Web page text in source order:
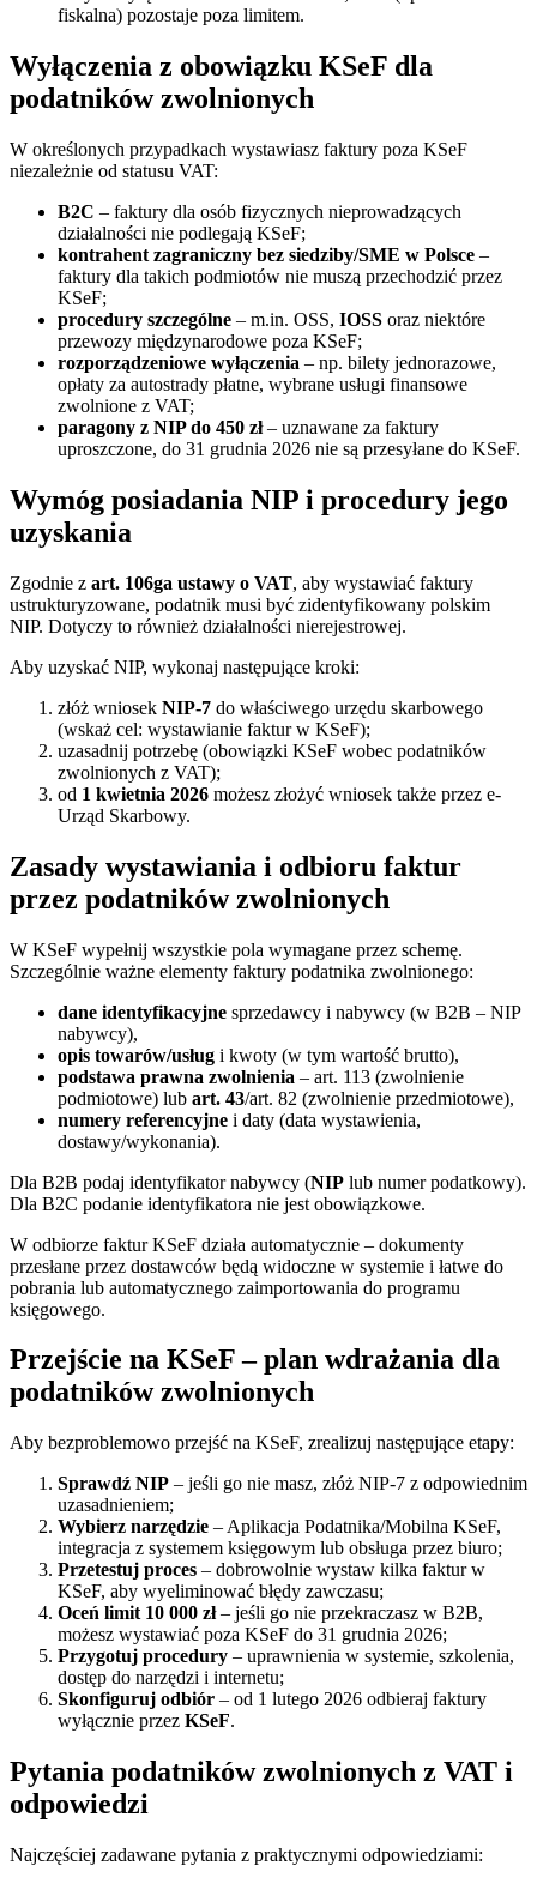
fiskalna) pozostaje poza limitem.
Wyłączenia z obowiązku KSeF dla
podatników zwolnionych
W określonych przypadkach wystawiasz faktury poza KSeF
niezależnie od statusu VAT:
B2C – faktury dla osób fizycznych nieprowadzących
działalności nie podlegają KSeF;
kontrahent zagraniczny bez siedziby/SME w Polsce –
faktury dla takich podmiotów nie muszą przechodzić przez
KSeF;
procedury szczególne – m.in. OSS, IOSS oraz niektóre
przewozy międzynarodowe poza KSeF;
rozporządzeniowe wyłączenia – np. bilety jednorazowe,
opłaty za autostrady płatne, wybrane usługi finansowe
zwolnione z VAT;
paragony z NIP do 450 zł– uznawane za faktury
uproszczone, do 31 grudnia 2026 nie są przesyłane do KSeF.
Wymóg posiadania NIP i procedury jego
uzyskania
Zgodnie z art. 106ga ustawy o VAT, aby wystawiać faktury
ustrukturyzowane, podatnik musi być zidentyfikowany polskim
NIP. Dotyczy to również działalności nierejestrowej.
Aby uzyskać NIP, wykonaj następujące kroki:
złóż wniosek NIP-7 do właściwego urzędu skarbowego
(wskaż cel: wystawianie faktur w KSeF);
uzasadnij potrzebę (obowiązki KSeF wobec podatników
zwolnionych z VAT);
od 1 kwietnia 2026 możesz złożyć wniosek także przez e-
Urząd Skarbowy.
Zasady wystawiania i odbioru faktur
przez podatników zwolnionych
W KSeF wypełnij wszystkie pola wymagane przez schemę.
Szczególnie ważne elementy faktury podatnika zwolnionego:
dane identyfikacyjne sprzedawcy i nabywcy (w B2B – NIP
nabywcy),
opis towarów/usług i kwoty (w tym wartość brutto),
podstawa prawna zwolnienia – art. 113 (zwolnienie
podmiotowe) lub art. 43/art. 82 (zwolnienie przedmiotowe),
numery referencyjne i daty (data wystawienia,
dostawy/wykonania).
Dla B2B podaj identyfikator nabywcy (NIP lub numer podatkowy).
Dla B2C podanie identyfikatora nie jest obowiązkowe.
W odbiorze faktur KSeF działa automatycznie – dokumenty
przesłane przez dostawców będą widoczne w systemie i łatwe do
pobrania lub automatycznego zaimportowania do programu
księgowego.
Przejście na KSeF – plan wdrażania dla
podatników zwolnionych
Aby bezproblemowo przejść na KSeF, zrealizuj następujące etapy:
Sprawdź NIP – jeśli go nie masz, złóż NIP-7 z odpowiednim
uzasadnieniem;
Wybierz narzędzie – Aplikacja Podatnika/Mobilna KSeF,
integracja z systemem księgowym lub obsługa przez biuro;
Przetestuj proces – dobrowolnie wystaw kilka faktur w
KSeF, aby wyeliminować błędy zawczasu;
Oceń limit 10 000 zł– jeśli go nie przekraczasz w B2B,
możesz wystawiać poza KSeF do 31 grudnia 2026;
Przygotuj procedury – uprawnienia w systemie, szkolenia,
dostęp do narzędzi i internetu;
Skonfiguruj odbiór – od 1 lutego 2026 odbieraj faktury
wyłącznie przez KSeF.
Pytania podatników zwolnionych z VAT i
odpowiedzi
Najczęściej zadawane pytania z praktycznymi odpowiedziami: